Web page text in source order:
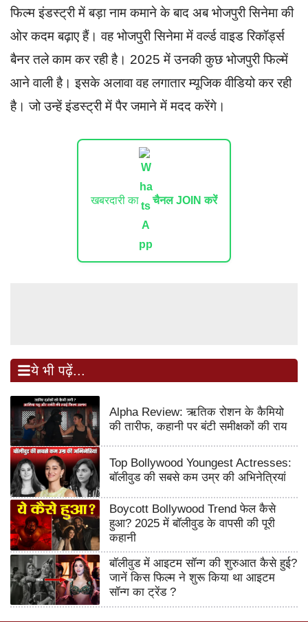
फिल्म इंडस्ट्री में बड़ा नाम कमाने के बाद अब भोजपुरी सिनेमा की
ओर कदम बढ़ाए हैं। वह भोजपुरी सिनेमा में वर्ल्ड वाइड रिकॉर्ड्स
बैनर तले काम कर रही है। 2025 में उनकी कुछ भोजपुरी फिल्में
आने वाली है। इसके अलावा वह लगातार म्यूजिक वीडियो कर रही
है। जो उन्हें इंडस्ट्री में पैर जमाने में मदद करेंगे।
खबरदारी का चैनल JOIN करें
ये भी पढ़ें...
Alpha Review: ऋतिक रोशन के कैमियो
की तारीफ, कहानी पर बंटी समीक्षकों की राय
Top Bollywood Youngest Actresses:
बॉलीवुड की सबसे कम उम्र की अभिनेत्रियां
Boycott Bollywood Trend फेल कैसे
हुआ? 2025 में बॉलीवुड के वापसी की पूरी
कहानी
बॉलीवुड में आइटम सॉन्ग की शुरुआत कैसे हुई?
जानें किस फिल्म ने शुरू किया था आइटम
सॉन्ग का ट्रेंड ?